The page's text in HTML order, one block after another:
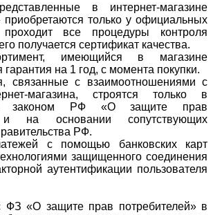
в интернет-магазине
только у официальных
все процедуры контроля
получается сертификат качества.
имеющийся в магазине
гарантия на 1 год, с момента покупки.
связанные с взаимоотношениями с
магазина, строятся только в
с законом РФ «О защите прав
и на основании сопутствующих
РФ.
с помощью банковских карт
защищенного соединения
аутентификации пользователя
ФЗ «О защите прав потребителей» в